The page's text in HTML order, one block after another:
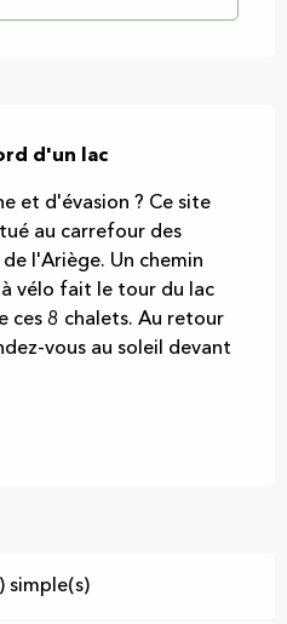
d'un lac
et d'évasion ? Ce site
au carrefour des
l'Ariège. Un chemin
vélo fait le tour du lac
ces 8 chalets. Au retour
vous au soleil devant
simple(s)